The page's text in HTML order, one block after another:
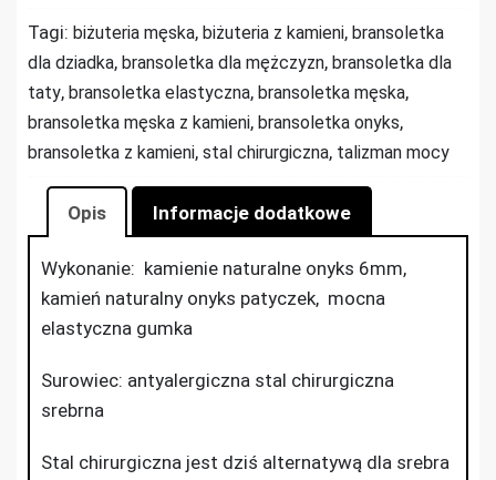
Tagi: biżuteria męska, biżuteria z kamieni, bransoletka
dla dziadka, bransoletka dla mężczyzn, bransoletka dla
taty, bransoletka elastyczna, bransoletka męska,
bransoletka męska z kamieni, bransoletka onyks,
bransoletka z kamieni, stal chirurgiczna, talizman mocy
Opis Informacje dodatkowe
Wykonanie: kamienie naturalne onyks 6mm,
kamień naturalny onyks patyczek, mocna
elastyczna gumka
Surowiec: antyalergiczna stal chirurgiczna
srebrna
Stal chirurgiczna jest dziś alternatywą dla srebra